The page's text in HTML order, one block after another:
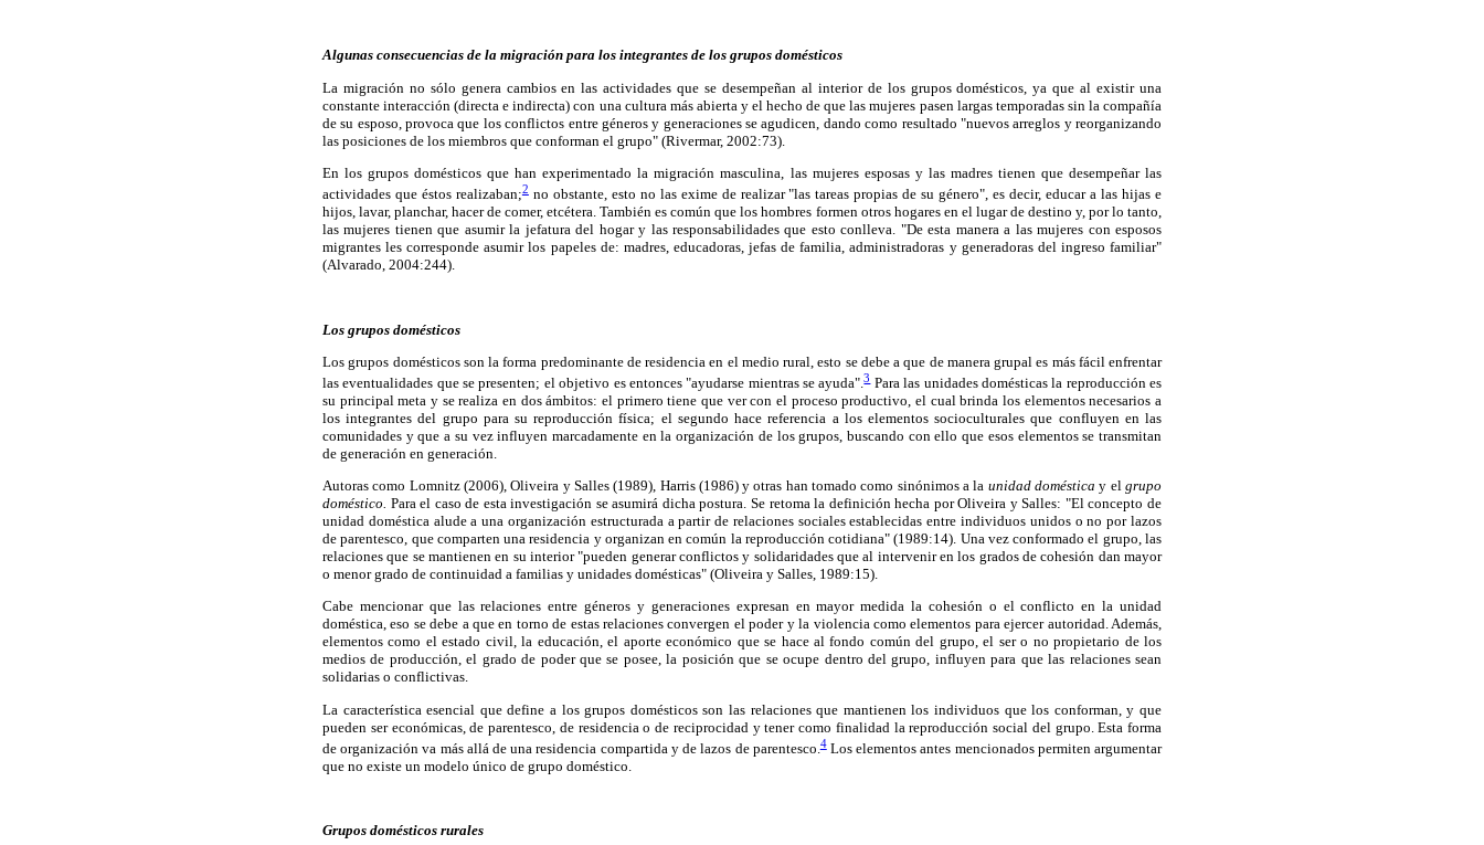
Algunas consecuencias de la migración para los integrantes de los grupos domésticos
La migración no sólo genera cambios en las actividades que se desempeñan al interior de los grupos domésticos, ya que al existir una
constante interacción (directa e indirecta) con una cultura más abierta y el hecho de que las mujeres pasen largas temporadas sin la compañía
de su esposo, provoca que los conflictos entre géneros y generaciones se agudicen, dando como resultado "nuevos arreglos y reorganizando
las posiciones de los miembros que conforman el grupo" (Rivermar, 2002:73).
En los grupos domésticos que han experimentado la migración masculina, las mujeres esposas y las madres tienen que desempeñar las
actividades que éstos realizaban;2no obstante, esto no las exime de realizar "las tareas propias de su género", es decir, educar a las hijas e
hijos, lavar, planchar, hacer de comer, etcétera. También es común que los hombres formen otros hogares en el lugar de destino y, por lo tanto,
las mujeres tienen que asumir la jefatura del hogar y las responsabilidades que esto conlleva. "De esta manera a las mujeres con esposos
migrantes les corresponde asumir los papeles de: madres, educadoras, jefas de familia, administradoras y generadoras del ingreso familiar"
(Alvarado, 2004:244).
Los grupos domésticos
Los grupos domésticos son la forma predominante de residencia en el medio rural, esto se debe a que de manera grupal es más fácil enfrentar
las eventualidades que se presenten; el objetivo es entonces "ayudarse mientras se ayuda".3Para las unidades domésticas la reproducción es
su principal meta y se realiza en dos ámbitos: el primero tiene que ver con el proceso productivo, el cual brinda los elementos necesarios a
los integrantes del grupo para su reproducción física; el segundo hace referencia a los elementos socioculturales que confluyen en las
comunidades y que a su vez influyen marcadamente en la organización de los grupos, buscando con ello que esos elementos se transmitan
de generación en generación.
Autoras como Lomnitz (2006), Oliveira y Salles (1989), Harris (1986) y otras han tomado como sinónimos a la unidad doméstica y elgrupo
doméstico. Para el caso de esta investigación se asumirá dicha postura. Se retoma la definición hecha por Oliveira y Salles: "El concepto de
unidad doméstica alude a una organización estructurada a partir de relaciones sociales establecidas entre individuos unidos o no por lazos
de parentesco, que comparten una residencia y organizan en común la reproducción cotidiana" (1989:14). Una vez conformado el grupo, las
relaciones que se mantienen en su interior "pueden generar conflictos y solidaridades que al intervenir en los grados de cohesión dan mayor
o menor grado de continuidad a familias y unidades domésticas" (Oliveira y Salles, 1989:15).
Cabe mencionar que las relaciones entre géneros y generaciones expresan en mayor medida la cohesión o el conflicto en la unidad
doméstica, eso se debe a que en torno de estas relaciones convergen el poder y la violencia como elementos para ejercer autoridad. Además,
elementos como el estado civil, la educación, el aporte económico que se hace al fondo común del grupo, el ser o no propietario de los
medios de producción, el grado de poder que se posee, la posición que se ocupe dentro del grupo, influyen para que las relaciones sean
solidarias o conflictivas.
La característica esencial que define a los grupos domésticos son las relaciones que mantienen los individuos que los conforman, y que
pueden ser económicas, de parentesco, de residencia o de reciprocidad y tener como finalidad la reproducción social del grupo. Esta forma
de organización va más allá de una residencia compartida y de lazos de parentesco.4Los elementos antes mencionados permiten argumentar
que no existe un modelo único de grupo doméstico.
Grupos domésticos rurales